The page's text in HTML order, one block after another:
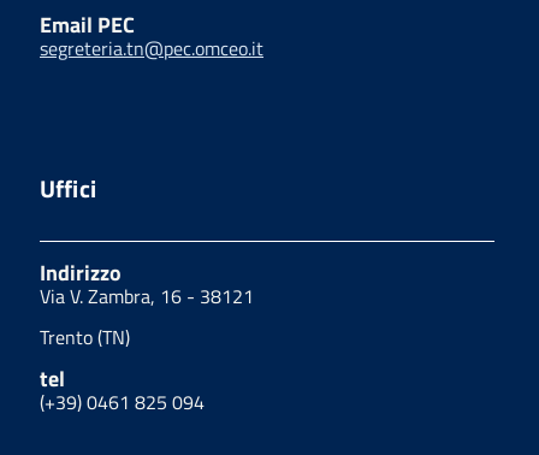
Email PEC
segreteria.tn@pec.omceo.it
Uffici
Indirizzo
Via V. Zambra, 16 - 38121
Trento (TN)
tel
(+39) 0461 825 094